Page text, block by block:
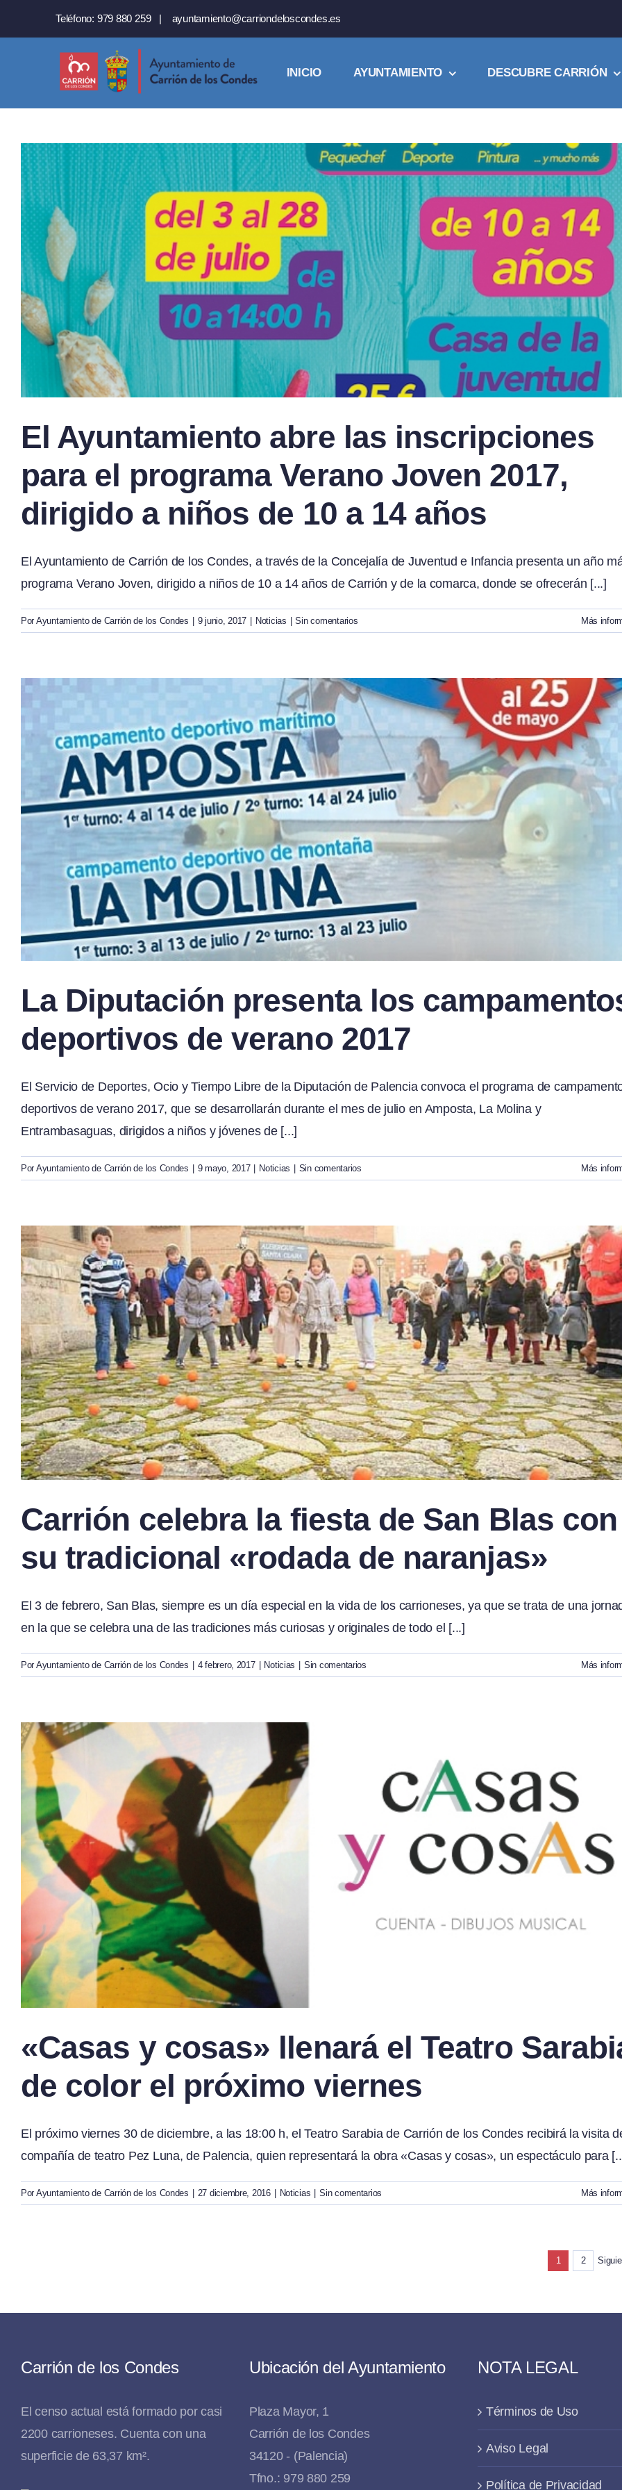
Teléfono: 979 880 259 | ayuntamiento@carriondeloscondes.es
INICIO AYUNTAMIENTO DESCUBRE CARRIÓN
El Ayuntamiento abre las inscripciones
para el programa Verano Joven 2017,
dirigido a niños de 10 a 14 años
El Ayuntamiento de Carrión de los Condes, a través de la Concejalía de Juventud e Infancia presenta un año
programa Verano Joven, dirigido a niños de 10 a 14 años de Carrión y de la comarca, donde se ofrecerán [...]
Por Ayuntamiento de Carrión de los Condes 9 junio, 2017 Noticias Sin comentarios Más
La Diputación presenta los
deportivos de verano 2017
El Servicio de Deportes, Ocio y Tiempo Libre de la Diputación de Palencia convoca el programa de
deportivos de verano 2017, que se desarrollarán durante el mes de julio en Amposta, La Molina y
Entrambasaguas, dirigidos a niños y jóvenes de [...]
Por Ayuntamiento de Carrión de los Condes 9 mayo, 2017 Noticias Sin comentarios Más
Carrión celebra la fiesta de San Blas con
su tradicional «rodada de naranjas»
El 3 de febrero, San Blas, siempre es un día especial en la vida de los carrioneses, ya que se trata de una
en la que se celebra una de las tradiciones más curiosas y originales de todo el [...]
Por Ayuntamiento de Carrión de los Condes | 4 febrero, 2017 | Noticias | Sin comentarios Más
«Casas y cosas» llenará el Teatro
de color el próximo viernes
El próximo viernes 30 de diciembre, a las 18:00 h, el Teatro Sarabia de Carrión de los Condes recibirá la visita
compañía de teatro Pez Luna, de Palencia, quien representará la obra «Casas y cosas», un espectáculo para
Por Ayuntamiento de Carrión de los Condes | 27 diciembre, 2016 | Noticias | Sin comentarios Más
1 2
Carrión de los Condes
El censo actual está formado por casi
2200 carrioneses. Cuenta con una
superficie de 63,37 km².
Ubicación del Ayuntamiento
Plaza Mayor, 1
Carrión de los Condes
34120 - (Palencia)
Tfno.: 979 880 259
NOTA LEGAL
Términos de Uso
Aviso Legal
Política de Privacidad